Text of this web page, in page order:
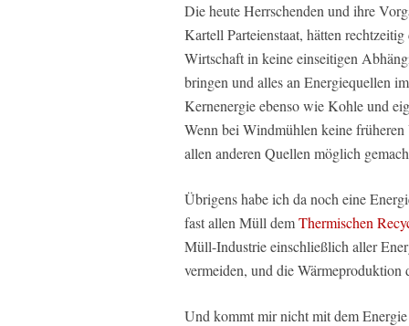
Die heute Herrschenden und ihre
Kartell Parteienstaat, hätten
Wirtschaft in keine einseitigen
bringen und alles an Energiequellen
Kernenergie ebenso wie Kohle und
Wenn bei Windmühlen keine früheren
allen anderen Quellen möglich
Übrigens habe ich da noch eine
fast allen Müll demThermischen
Müll-Industrie einschließlich aller
vermeiden, und die Wärmeproduktion
Und kommt mir nicht mit dem